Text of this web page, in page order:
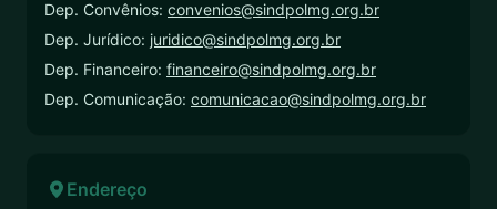
Dep. Convênios: convenios@sindpolmg.org.br
Dep. Jurídico: juridico@sindpolmg.org.br
Dep. Financeiro: financeiro@sindpolmg.org.br
Dep. Comunicação: comunicacao@sindpolmg.org.br
Endereço